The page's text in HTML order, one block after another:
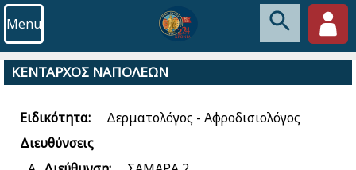
Menu
ΚΕΝΤΑΡΧΟΣ ΝΑΠΟΛΕΩΝ
Ειδικότητα:
Δερματολόγος - Αφροδισιολόγος
Διευθύνσεις